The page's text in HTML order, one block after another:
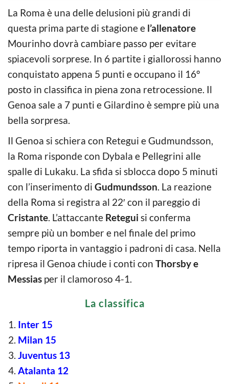
La Roma è una delle delusioni più grandi di
questa prima parte di stagione e l’allenatore
Mourinho dovrà cambiare passo per evitare
spiacevoli sorprese. In 6 partite i giallorossi hanno
conquistato appena 5 punti e occupano il 16°
posto in classifica in piena zona retrocessione. Il
Genoa sale a 7 punti e Gilardino è sempre più una
bella sorpresa.
Il Genoa si schiera con Retegui e Gudmundsson,
la Roma risponde con Dybala e Pellegrini alle
spalle di Lukaku. La sfida si sblocca dopo 5 minuti
con l’inserimento di Gudmundsson. La reazione
della Roma si registra al 22′ con il pareggio di
Cristante. L’attaccante Retegui si conferma
sempre più un bomber e nel finale del primo
tempo riporta in vantaggio i padroni di casa. Nella
ripresa il Genoa chiude i conti con Thorsby e
Messias per il clamoroso 4-1.
La classifica
Inter 15
Milan 15
Juventus 13
Atalanta 12